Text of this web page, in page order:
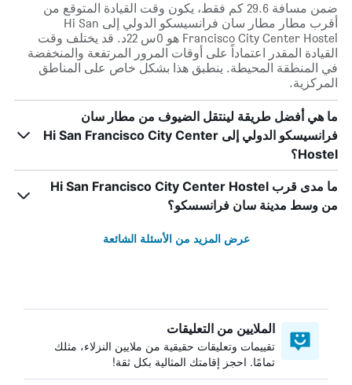
ضمن مسافة 29.6 كم فقط، يكون وقت القيادة المتوقع من
أقرب مطار مطار سان فرانسيسكو الدولي إلى Hi San
Francisco City Center Hostel هو 0س 22د. قد يختلف وقت
القيادة المقدر اعتماداً على أوقات المرور المرتفعة والمنخفضة
في المنطقة المحيطة. ينطبق هذا بشكل خاص على المناطق
المركزية.
ما هي أفضل طريقة لينتقل الضيوف من مطار سان
فرانسيسكو الدولي إلى Hi San Francisco City Center
Hostel؟
ما مدى قرب Hi San Francisco City Center Hostel
من وسط مدينة سان فرانسسكو؟
عرض المزيد من الأسئلة الشائعة
الملايين من التعليقات
تقييمات وتعليقات حقيقية من ملايين النزلاء، مثلك
تمامًا. احجز إقامتك المثالية بكل ثقة!